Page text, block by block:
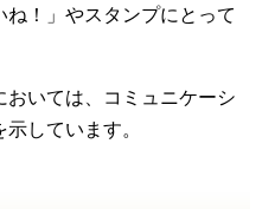
！」やスタンプにとって
おいては、コミュニケーシ
しています。